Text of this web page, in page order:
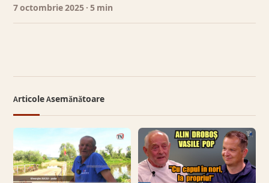
7 octombrie 2025 · 5 min
Articole Asemănătoare